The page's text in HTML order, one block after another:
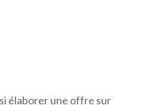
élaborer une offre sur